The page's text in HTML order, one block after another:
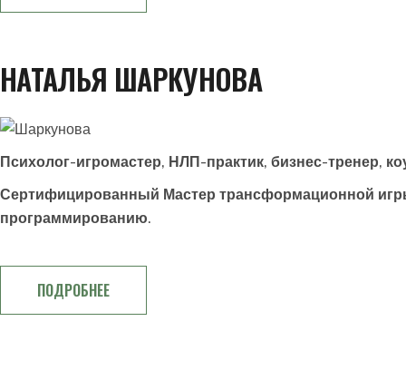
НАТАЛЬЯ ШАРКУНОВА
Психолог-игромастер, НЛП-практик, бизнес-тренер,
Сертифицированный Мастер трансформационной
программированию.
ПОДРОБНЕЕ